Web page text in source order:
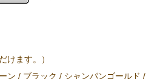
けます。）
ン / ブラック / シャンパンゴールド